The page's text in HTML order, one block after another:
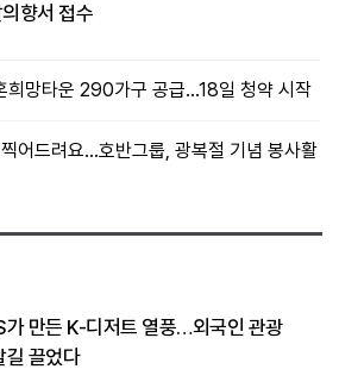
향서 접수
희망타운 290가구 공급…18일 청약 시작
어드려요…호반그룹, 광복절 기념 봉사활
만든 K-디저트 열풍…외국인 관광
길 끌었다